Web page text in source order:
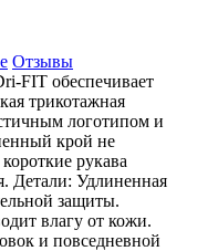
Отзывы
FIT обеспечивает
трикотажная
логотипом и
крой не
рукава
Детали: Удлиненная
защиты.
влагу от кожи.
и повседневной